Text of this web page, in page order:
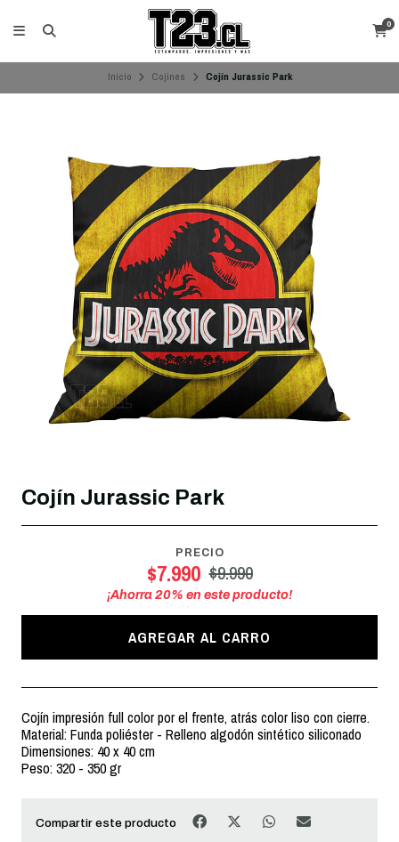
0
Inicio Cojines Cojín Jurassic Park
Cojín Jurassic Park
PRECIO
$7.990 $9.990
¡Ahorra20% en este producto!
AGREGAR AL CARRO
Cojín impresión full color por el frente, atrás color liso con cierre.
Material: Funda poliéster - Relleno algodón sintético siliconado
Dimensiones: 40 x 40 cm
Peso: 320 - 350 gr
Compartir este producto